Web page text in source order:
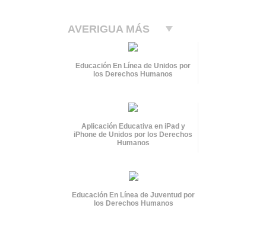
AVERIGUA MÁS
Educación En Línea de Unidos por
los Derechos Humanos
Aplicación Educativa en iPad y
iPhone de Unidos por los Derechos
Humanos
Educación En Línea de Juventud por
los Derechos Humanos